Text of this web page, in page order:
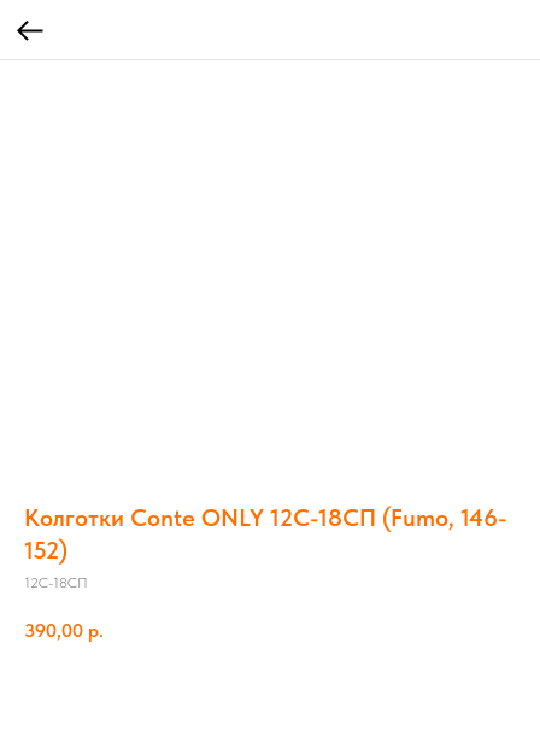
Колготки Conte ONLY 12С-18СП (Fumo, 146-
152)
12С-18СП
390,00 р.